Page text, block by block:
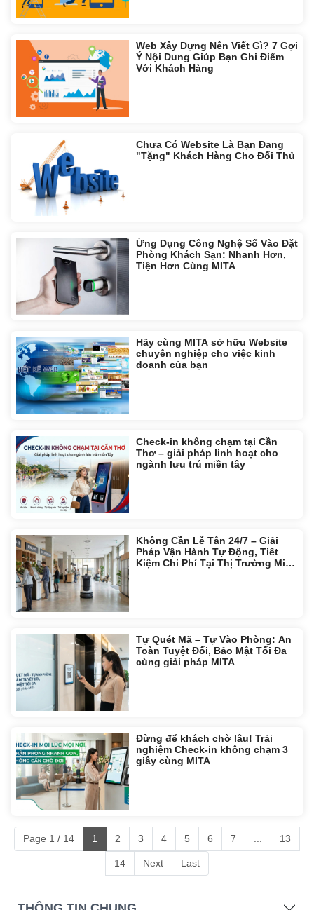
Web Xây Dựng Nên Viết Gì? 7 Gợi
Ý Nội Dung Giúp Bạn Ghi Điểm
Với Khách Hàng
Chưa Có Website Là Bạn Đang
"Tặng" Khách Hàng Cho Đối Thủ
Ứng Dụng Công Nghệ Số Vào Đặt
Phòng Khách Sạn: Nhanh Hơn,
Tiện Hơn Cùng MITA
Hãy cùng MITA sở hữu Website
chuyên nghiệp cho việc kinh
doanh của bạn
Check-in không chạm tại Cần
Thơ – giải pháp linh hoạt cho
ngành lưu trú miền tây
Không Cần Lễ Tân 24/7 – Giải
Pháp Vận Hành Tự Động, Tiết
Kiệm Chi Phí Tại Thị Trường Miền
Tự Quét Mã – Tự Vào Phòng: An
Toàn Tuyệt Đối, Bảo Mật Tối Đa
cùng giải pháp MITA
Đừng để khách chờ lâu! Trải
nghiệm Check-in không chạm 3
giây cùng MITA
Page 1 / 14 1 2 3 4 5 6 7 13
14 Next Last